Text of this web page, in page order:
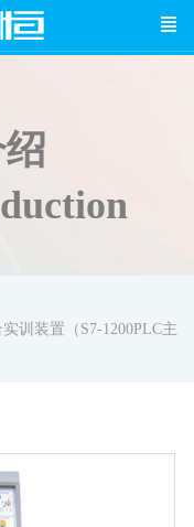
训装置（S7-1200PLC主